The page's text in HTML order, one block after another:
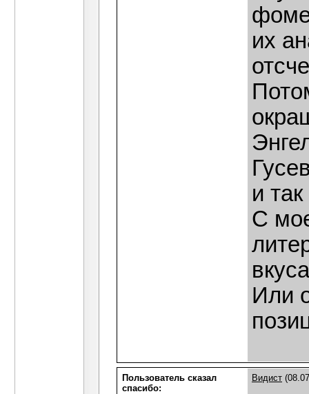
их
и
С
Или
Пользователь сказал
cпасибо:
Видист